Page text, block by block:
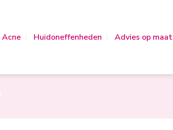
Acne Huidoneffenheden Advies op maat